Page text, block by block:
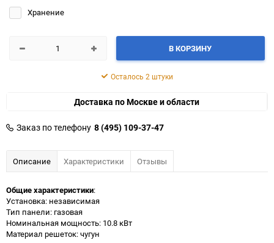
Хранение
В КОРЗИНУ
Осталось 2 штуки
Доставка по Москве и области
Заказ по телефону 8 (495) 109-37-47
Описание Характеристики Отзывы
Общие характеристики:
Установка: независимая
Тип панели: газовая
Номинальная мощность: 10.8 кВт
Материал решеток: чугун